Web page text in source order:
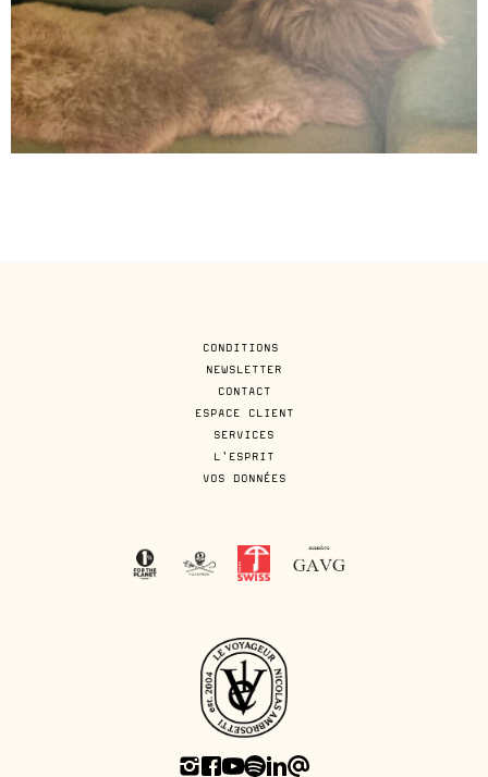
CONDITIONS
NEWSLETTER
CONTACT
ESPACE CLIENT
SERVICES
L'ESPRIT
VOS DONNÉES